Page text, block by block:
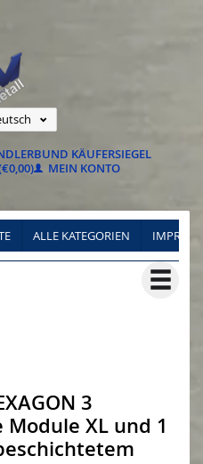
MEIN KONTO
ALLE KATEGORIEN
3
XL und 1